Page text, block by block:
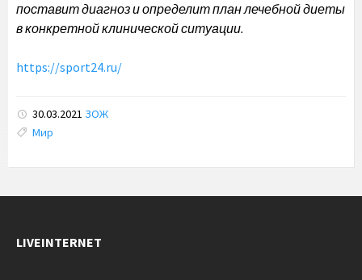
поставит диагноз и определит план лечебной диеты
в конкретной клинической ситуации.
https://sport24.ru/
30.03.2021 ЗОЖ
Tags:
Мир
LIVEINTERNET